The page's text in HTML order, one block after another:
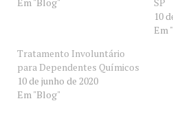
10
Em
Tratamento Involuntário
para Dependentes Químicos
10 de junho de 2020
Em "Blog"